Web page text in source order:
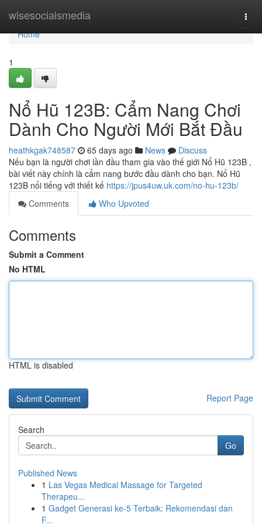
wisesocialsmedia
Home
Home
1
Nổ Hũ 123B: Cẩm Nang Chơi
Dành Cho Người Mới Bắt Đầu
heathkgak748587 65 days ago News
Discuss
Nếu bạn là người chơi lần đầu tham gia vào thế giới Nổ Hũ 123B ,
bài viết này chính là cẩm nang bước đầu dành cho bạn. Nổ Hũ
123B nổi tiếng với thiết kế https://jpus4uw.uk.com/no-hu-123b/
Comments
Who Upvoted
Comments
Submit a Comment
No HTML
HTML is disabled
Report Page
Search
Go
Published News
1 Las Vegas Medical Massage for Targeted
Therapeu...
1 Gadget Generasi ke-5 Terbaik: Rekomendasi dan
F...